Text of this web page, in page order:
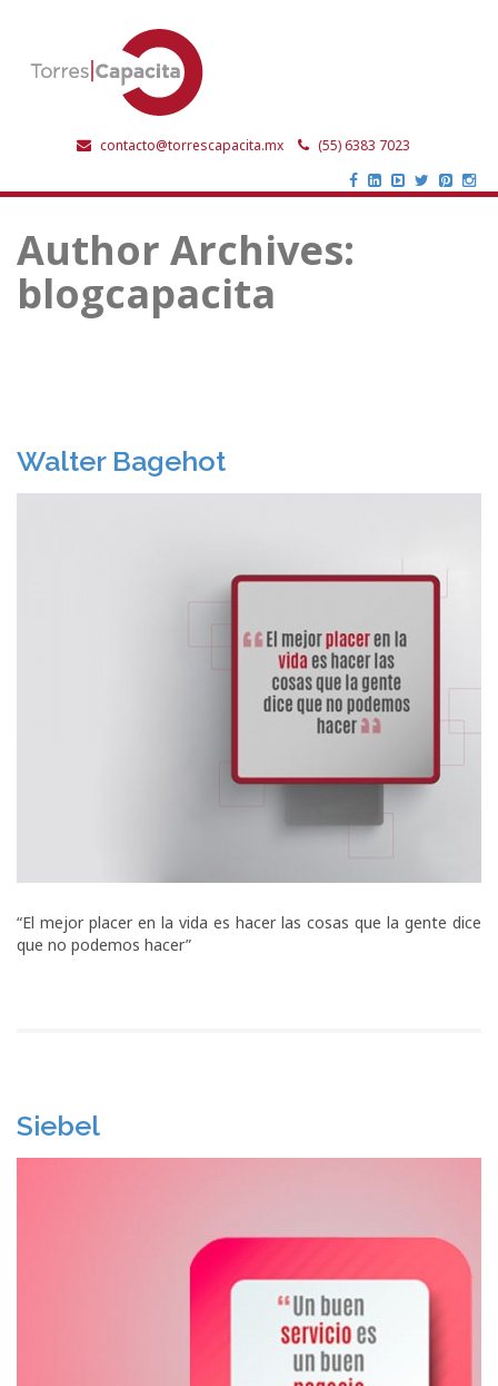
contacto@torrescapacita.mx (55) 6383 7023
Author Archives:
blogcapacita
Walter Bagehot
“El mejor placer en la vida es hacer las cosas que la gente dice
que no podemos hacer”
Siebel